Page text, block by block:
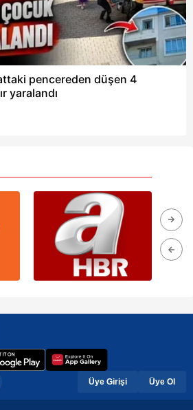
pencereden düşen 4
yaralandı
Üye Girişi Üye Ol